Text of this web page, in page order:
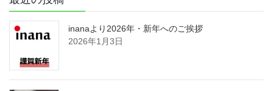
inanaより2026年・新年へのご挨拶
2026年1月3日